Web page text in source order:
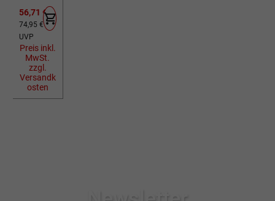
gertasche
MTX Trunk
Bag DX 2.0
schwarz
Verkaufspreis:
56,71 €
Regulärer Preis:
74,95 €
UVP
Preis inkl.
MwSt.
zzgl.
Versandk
osten